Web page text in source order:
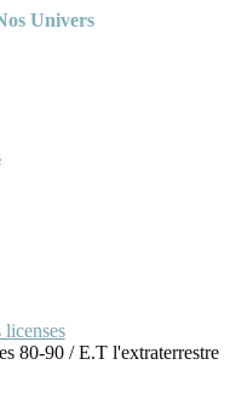
Univers
licenses
80-90 /E.T l'extraterrestre